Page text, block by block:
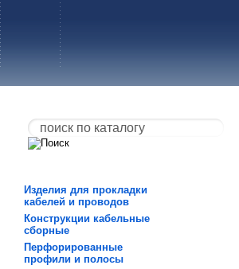
Изделия для прокладки
кабелей и проводов
Конструкции кабельные
сборные
Перфорированные
профили и полосы